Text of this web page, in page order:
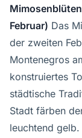
Februar) Das
der zweiten
Montenegros
konstruiertes
städtische
Stadt färben
leuchtend